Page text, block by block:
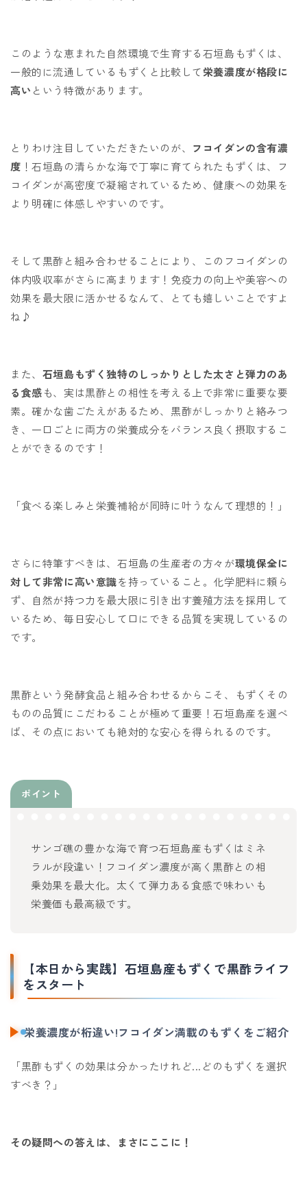
このような恵まれた自然環境で生育する石垣島もずくは、
一般的に流通しているもずくと比較して栄養濃度が格段に
高い という特徴があります。
とりわけ注目していただきたいのが、 フコイダンの含有濃
度 ！石垣島の清らかな海で丁寧に育てられたもずくは、フ
コイダンが高密度で凝縮されているため、健康への効果を
より明確に体感しやすいのです。
そして黒酢と組み合わせることにより、このフコイダンの
体内吸収率がさらに高まります！免疫力の向上や美容への
効果を最大限に活かせるなんて、とても嬉しいことですよ
ね♪
また、 石垣島もずく独特のしっかりとした太さと弾力のあ
る食感も、実は黒酢との相性を考える上で非常に重要な要
素。確かな歯ごたえがあるため、黒酢がしっかりと絡みつ
き、一口ごとに両方の栄養成分をバランス良く摂取するこ
とができるのです！
「食べる楽しみと栄養補給が同時に叶うなんて理想的！」
さらに特筆すべきは、石垣島の生産者の方々が環境保全に
対して非常に高い意識を持っていること。化学肥料に頼ら
ず、自然が持つ力を最大限に引き出す養殖方法を採用して
いるため、毎日安心して口にできる品質を実現しているの
です。
黒酢という発酵食品と組み合わせるからこそ、もずくその
ものの品質にこだわることが極めて重要！石垣島産を選べ
ば、その点においても絶対的な安心を得られるのです。
ポイント
サンゴ礁の豊かな海で育つ石垣島産もずくはミネ
ラルが段違い！フコイダン濃度が高く黒酢との相
乗効果を最大化。太くて弾力ある食感で味わいも
栄養価も最高級です。
【本日から実践】石垣島産もずくで黒酢ライフ
をスタート
栄養濃度が桁違い!フコイダン満載のもずくをご紹介
「黒酢もずくの効果は分かったけれど...どのもずくを選択
すべき？」
その疑問への答えは、まさにここに！